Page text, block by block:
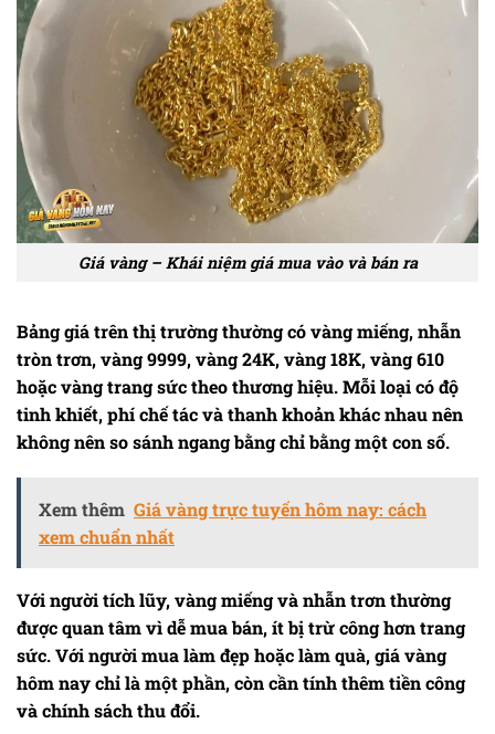
Giá vàng – Khái niệm giá mua vào và bán ra
Bảng giá trên thị trường thường có vàng miếng, nhẫn
tròn trơn, vàng 9999, vàng 24K, vàng 18K, vàng 610
hoặc vàng trang sức theo thương hiệu. Mỗi loại có độ
tinh khiết, phí chế tác và thanh khoản khác nhau nên
không nên so sánh ngang bằng chỉ bằng một con số.
Xem thêm Giá vàng trực tuyến hôm nay: cách
xem chuẩn nhất
Với người tích lũy, vàng miếng và nhẫn trơn thường
được quan tâm vì dễ mua bán, ít bị trừ công hơn trang
sức. Với người mua làm đẹp hoặc làm quà,giá vàng
hôm naychỉ là một phần, còn cần tính thêm tiền công
và chính sách thu đổi.